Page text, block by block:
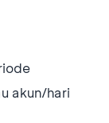
akun/hari